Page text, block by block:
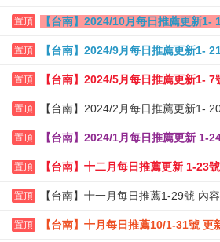
置頂 【台南】2024/10月每日推薦更新1-
置頂 【台南】2024/9月每日推薦更新1-
置頂 【台南】2024/5月每日推薦更新1- 7
置頂 【台南】2024/2月每日推薦更新1-
置頂 【台南】2024/1月每日推薦更新 1-
置頂 【台南】十二月每日推薦更新 1-23
置頂 【台南】十一月每日推薦1-29號 內
置頂 【台南】十月每日推薦10/1-31號 更